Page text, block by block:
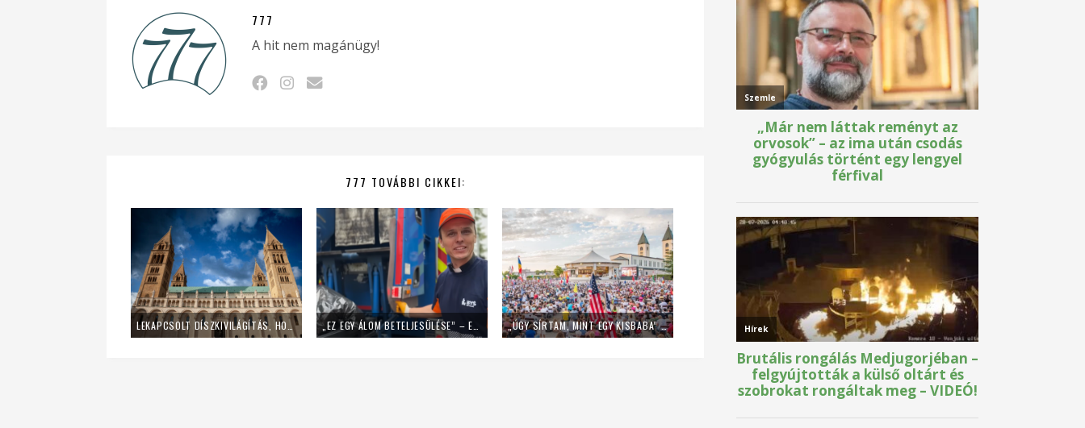
777
A hit nem magánügy!
777 TOVÁBBI CIKKEI:
LEKAPCSOLT DÍSZKIVILÁGÍTÁS, HOME OFFICE – ÍGY SPÓROL AZ ENERGIÁVAL A PÉCSI EGYHÁZMEGYE „ÚGY SÍRTAM, MINT EGY KISBABA” – FIATALOK A MLADIFESTRŐL